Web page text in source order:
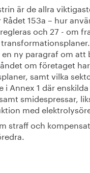
är de allra
153a – hur
och 27 - om
en ny paragraf om att
om företaget
samt vilka
i Annex 1 där
smidespressar,
med
straff och